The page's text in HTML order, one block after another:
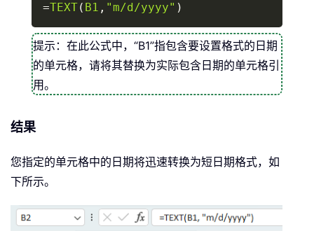
=TEXT( B1 , "m/d/yyyy" )
提示：在此公式中，“B1”指包含要设置格式的日期
的单元格，请将其替换为实际包含日期的单元格引
用。
结果
您指定的单元格中的日期将迅速转换为短日期格式，如
下所示。